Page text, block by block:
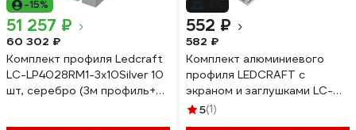
-15%
51 257 ₽
60 302 ₽
Комплект профиля Ledcraft
LC-LP4028RM1-3x10Silver 10
шт, серебро (3м профиль+3м
552 ₽
582 ₽
Комплект алюминиевого
профиля LEDCRAFT с
экраном и заглушками LC-
LP1228M28-1 1638000030
5(1)